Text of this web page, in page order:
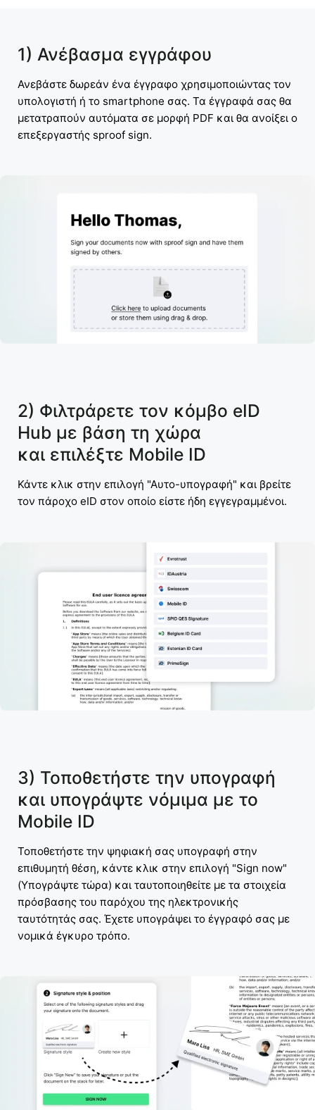
1) Ανέβασμα εγγράφου
Ανεβάστε δωρεάν ένα έγγραφο χρησιμοποιώντας τον
υπολογιστή ή το smartphone σας. Τα έγγραφά σας θα
μετατραπούν αυτόματα σε μορφή PDF και θα ανοίξει ο
επεξεργαστής sproof sign.
2) Φιλτράρετε τον κόμβο eID
Hub με βάση τη χώρα
και επιλέξτε Mobile ID
Κάντε κλικ στην επιλογή "Αυτο-υπογραφή" και βρείτε
τον πάροχο eID στον οποίο είστε ήδη εγγεγραμμένοι.
3) Τοποθετήστε την υπογραφή
και υπογράψτε νόμιμα με το
Mobile ID
Τοποθετήστε την ψηφιακή σας υπογραφή στην
επιθυμητή θέση, κάντε κλικ στην επιλογή "Sign now"
(Υπογράψτε τώρα) και ταυτοποιηθείτε με τα στοιχεία
πρόσβασης του παρόχου της ηλεκτρονικής
ταυτότητάς σας. Έχετε υπογράψει το έγγραφό σας με
νομικά έγκυρο τρόπο.